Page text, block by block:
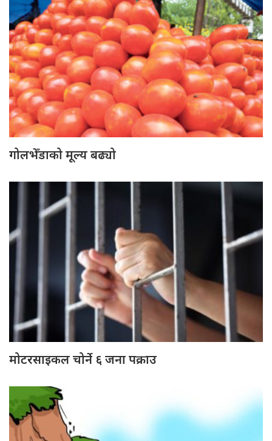
गोलभेँडाको मूल्य बढ्यो
मोटरसाइकल चोर्ने ६ जना पक्राउ